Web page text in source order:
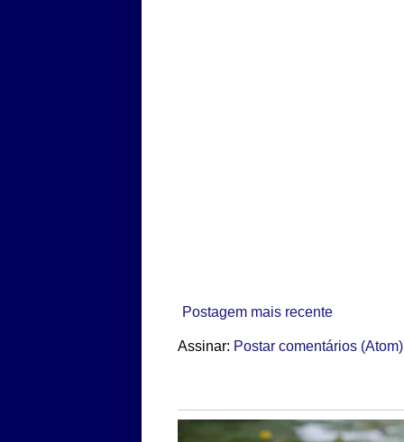
Postagem mais recente
Assinar: Postar comentários (Atom)